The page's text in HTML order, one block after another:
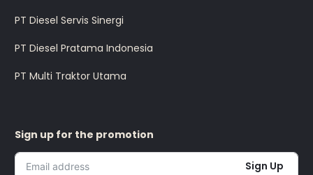
PT Diesel Servis Sinergi
PT Diesel Pratama Indonesia
PT Multi Traktor Utama
Sign up for the promotion
Sign Up